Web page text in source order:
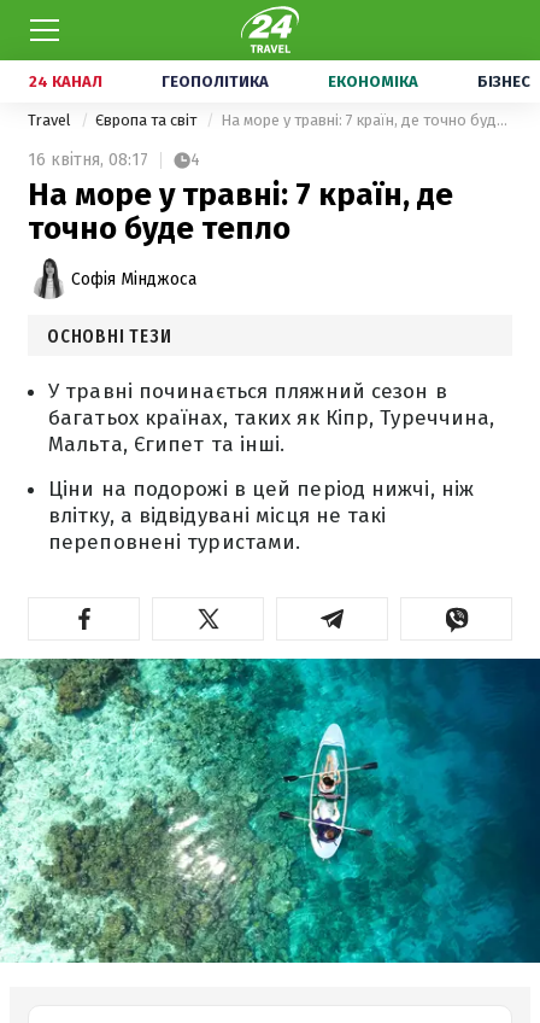
24 КАНАЛ ГЕОПОЛІТИКА ЕКОНОМІКА БІЗНЕС
Travel Європа та світ На море у травні: 7 країн, де точно буде тепло
16 квітня, 08:17 4
На море у травні: 7 країн, де
точно буде тепло
Софія Мінджоса
ОСНОВНІ ТЕЗИ
У травні починається пляжний сезон в
багатьох країнах, таких як Кіпр, Туреччина,
Мальта, Єгипет та інші.
Ціни на подорожі в цей період нижчі, ніж
влітку, а відвідувані місця не такі
переповнені туристами.